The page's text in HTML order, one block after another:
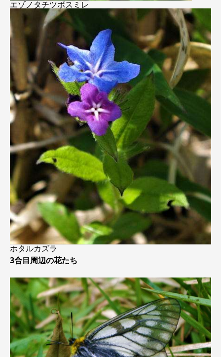
エゾノタチツボスミレ
ホタルカズラ
3合目周辺の花たち